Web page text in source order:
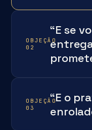
OBJEÇÃO
02
“E se
existe — e
clientes.
OBJEÇÃO
03
“E o